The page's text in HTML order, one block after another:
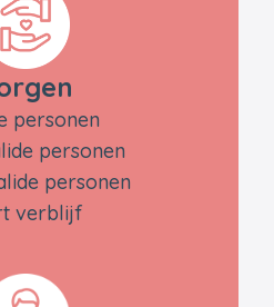
personen
personen
personen
verblijf